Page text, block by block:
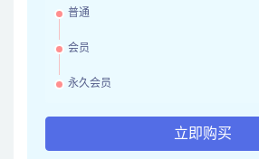
普通
会员
永久会员
立即购买